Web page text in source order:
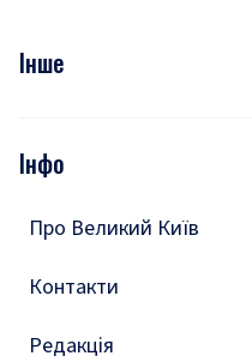
Фото
Подкасти
Інше
Тести
Інфо
Про Великий Київ
Контакти
Редакція